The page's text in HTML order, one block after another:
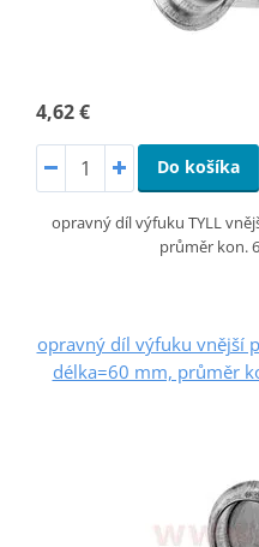
4,62 €
Do košíka
opravný díl výfuku TYLL
průměr kon.
opravný díl výfuku vnější
délka=60 mm, průměr